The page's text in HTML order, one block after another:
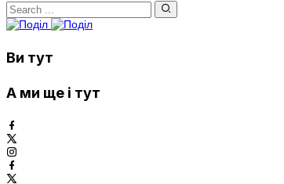
Ви тут
А ми ще і тут